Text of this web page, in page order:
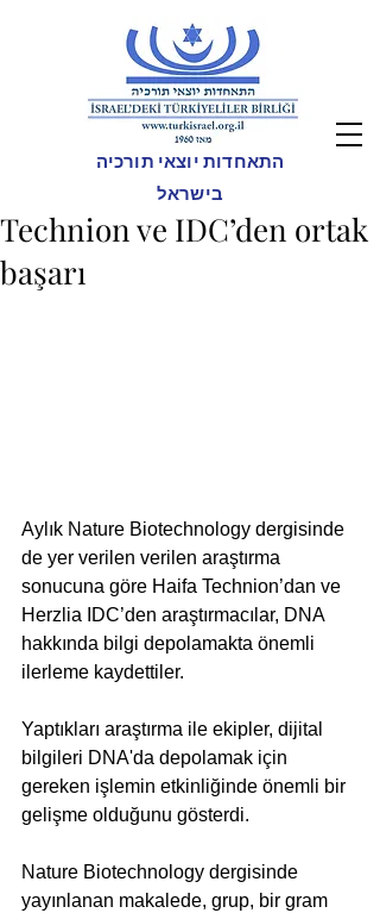
התאחדות יוצאי תורכיה
בישראל
Technion ve IDC’den ortak
başarı
Aylık Nature Biotechnology dergisinde
de yer verilen verilen araştırma
sonucuna göre Haifa Technion’dan ve
Herzlia IDC’den araştırmacılar, DNA
hakkında bilgi depolamakta önemli
ilerleme kaydettiler.
Yaptıkları araştırma ile ekipler, dijital
bilgileri DNA'da depolamak için
gereken işlemin etkinliğinde önemli bir
gelişme olduğunu gösterdi.
Nature Biotechnology dergisinde
yayınlanan makalede, grup, bir gram